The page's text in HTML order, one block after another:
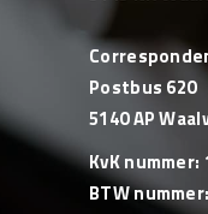
Postbus 620
5140 AP
KvK nummer:
BTW